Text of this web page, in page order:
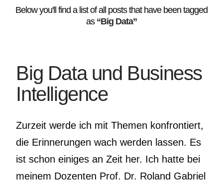
Below you'll find a list of all posts that have been tagged
as “Big Data”
Big Data und Business
Intelligence
Zurzeit werde ich mit Themen konfrontiert,
die Erinnerungen wach werden lassen. Es
ist schon einiges an Zeit her. Ich hatte bei
meinem Dozenten Prof. Dr. Roland Gabriel